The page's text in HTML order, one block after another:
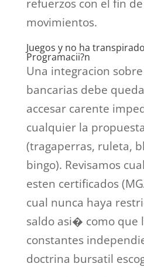
refuerzos con el fin
movimientos.
Juegos y no ha
Programacii?n
Una integracion
bancarias debe
accesar carente
cualquier la
(tragaperras, ruleta,
bingo). Revisamos
esten certificados
cual nunca haya
saldo asi� como que
constantes
doctrina bursatil